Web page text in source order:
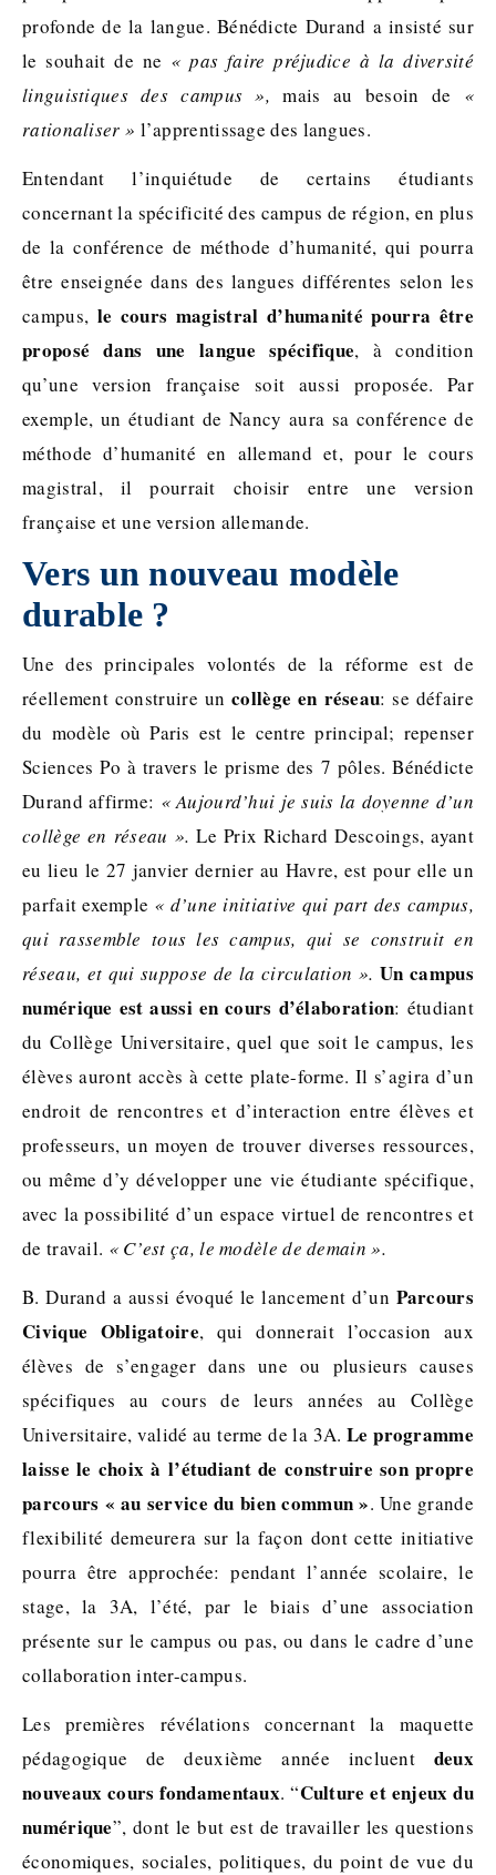
profonde de la langue. Bénédicte Durand a insisté sur
le souhait de ne « pas faire préjudice à la diversité
linguistiques des campus », mais au besoin de «
rationaliser » l’apprentissage des langues.
Entendant l’inquiétude de certains étudiants
concernant la spécificité des campus de région, en plus
de la conférence de méthode d’humanité, qui pourra
être enseignée dans des langues différentes selon les
campus, le cours magistral d’humanité pourra être
proposé dans une langue spécifique, à condition
qu’une version française soit aussi proposée. Par
exemple, un étudiant de Nancy aura sa conférence de
méthode d’humanité en allemand et, pour le cours
magistral, il pourrait choisir entre une version
française et une version allemande.
Vers un nouveau modèle
durable ?
Une des principales volontés de la réforme est de
réellement construire uncollège en réseau: se défaire
du modèle où Paris est le centre principal; repenser
Sciences Po à travers le prisme des 7 pôles. Bénédicte
Durand affirme: « Aujourd’hui je suis la doyenne d’un
collège en réseau ». Le Prix Richard Descoings, ayant
eu lieu le 27 janvier dernier au Havre, est pour elle un
parfait exemple « d’une initiative qui part des campus,
qui rassemble tous les campus, qui se construit en
réseau, et qui suppose de la circulation ». Un campus
numérique est aussi en cours d’élaboration: étudiant
du Collège Universitaire, quel que soit le campus, les
élèves auront accès à cette plate-forme. Il s’agira d’un
endroit de rencontres et d’interaction entre élèves et
professeurs, un moyen de trouver diverses ressources,
ou même d’y développer une vie étudiante spécifique,
avec la possibilité d’un espace virtuel de rencontres et
de travail. « C’est ça, le modèle de demain ».
B. Durand a aussi évoqué le lancement d’un Parcours
Civique Obligatoire, qui donnerait l’occasion aux
élèves de s’engager dans une ou plusieurs causes
spécifiques au cours de leurs années au Collège
Universitaire, validé au terme de la 3A.Le programme
laisse le choix à l’étudiant de construire son propre
parcours « au service du bien commun ». Une grande
flexibilité demeurera sur la façon dont cette initiative
pourra être approchée: pendant l’année scolaire, le
stage, la 3A, l’été, par le biais d’une association
présente sur le campus ou pas, ou dans le cadre d’une
collaboration inter-campus.
Les premières révélations concernant la maquette
pédagogique de deuxième année incluent deux
nouveaux cours fondamentaux. “Culture et enjeux du
numérique”, dont le but est de travailler les questions
économiques, sociales, politiques, du point de vue du